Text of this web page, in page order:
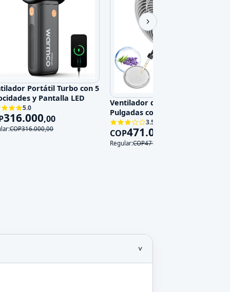
Portátil Turbo con 5
y Pantalla LED
5.0
316.000,00
COP316.000,00
Ventilador de Pared 14
Pulgadas con Control Remoto,
3 Velocidades y 3 Modos, 120V
3.5
COP471.000
Regular:COP471.000